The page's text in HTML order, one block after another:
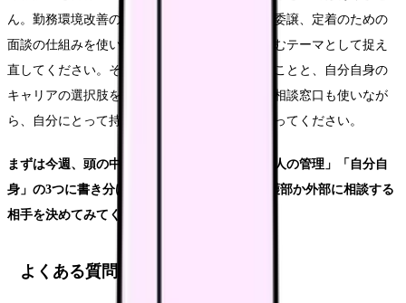
ん。勤務環境改善の公的支援や、主任への権限委譲、定着のための
面談の仕組みを使いながら、組織として取り組むテーマとして捉え
直してください。そのうえで、自部署でできることと、自分自身の
キャリアの選択肢を分けて考え、抱え込まずに相談窓口も使いなが
ら、自分にとって持続可能な師長像を探していってください。
まずは今週、頭の中の悩みを「目標・成果」「人の管理」「自分自
身」の3つに書き分け、そのうち一つだけ、看護部か外部に相談する
相手を決めてみてください。
よくある質問